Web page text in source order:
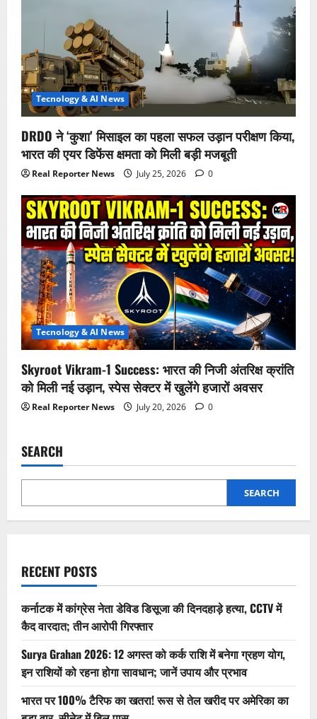
Tecnology & AI News
DRDO ने ‘कुशा’ मिसाइल का पहला सफल उड़ान परीक्षण किया,
भारत की एयर डिफेंस क्षमता को मिली बड़ी मजबूती
Real Reporter News July 25, 2026 0
Tecnology & AI News
Skyroot Vikram-1 Success: भारत की निजी अंतरिक्ष क्रांति
को मिली नई उड़ान, स्पेस सेक्टर में खुलेंगे हजारों अवसर
Real Reporter News July 20, 2026 0
SEARCH
SEARCH
RECENT POSTS
कर्नाटक में कांग्रेस नेता डेविड डिसूजा की दिनदहाड़े हत्या, CCTV में
कैद वारदात; तीन आरोपी गिरफ्तार
Surya Grahan 2026: 12 अगस्त को कर्क राशि में बनेगा ग्रहण योग,
इन राशियों को रहना होगा सावधान; जानें उपाय और प्रभाव
भारत पर 100% टैरिफ का खतरा! रूस से तेल खरीद पर अमेरिका का